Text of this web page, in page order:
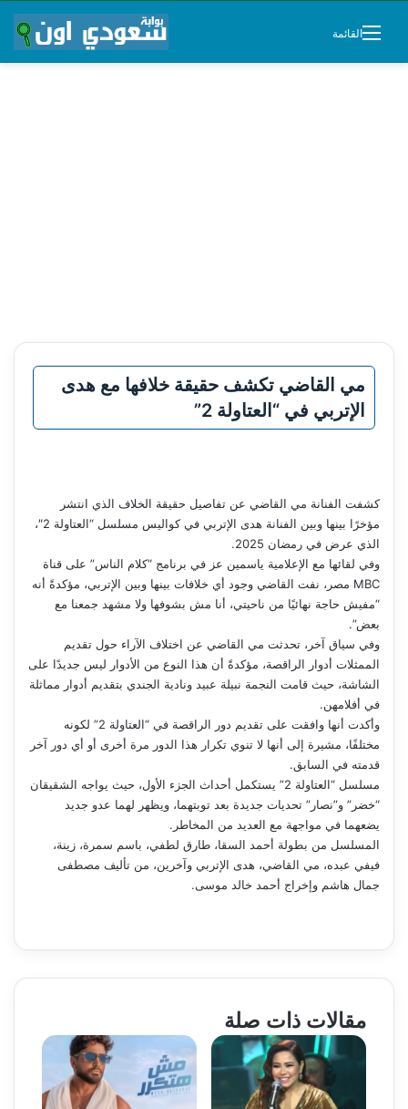
القائمة
مي القاضي تكشف حقيقة خلافها مع هدى
الإتربي في “العتاولة 2”
كشفت الفنانة مي القاضي عن تفاصيل حقيقة الخلاف الذي انتشر
مؤخرًا بينها وبين الفنانة هدى الإتربي في كواليس مسلسل “العتاولة 2″،
الذي عرض في رمضان 2025.
وفي لقائها مع الإعلامية ياسمين عز في برنامج “كلام الناس” على قناة
MBC مصر، نفت القاضي وجود أي خلافات بينها وبين الإتربي، مؤكدةً أنه
“مفيش حاجة نهائيًا من ناحيتي، أنا مش بشوفها ولا مشهد جمعنا مع
بعض”.
وفي سياق آخر، تحدثت مي القاضي عن اختلاف الآراء حول تقديم
الممثلات أدوار الراقصة، مؤكدةً أن هذا النوع من الأدوار ليس جديدًا على
الشاشة، حيث قامت النجمة نبيلة عبيد ونادية الجندي بتقديم أدوار مماثلة
في أفلامهن.
وأكدت أنها وافقت على تقديم دور الراقصة في “العتاولة 2” لكونه
مختلفًا، مشيرة إلى أنها لا تنوي تكرار هذا الدور مرة أخرى أو أي دور آخر
قدمته في السابق.
مسلسل “العتاولة 2” يستكمل أحداث الجزء الأول، حيث يواجه الشقيقان
“خضر” و”نصار” تحديات جديدة بعد توبتهما، ويظهر لهما عدو جديد
يضعهما في مواجهة مع العديد من المخاطر.
المسلسل من بطولة أحمد السقا، طارق لطفي، باسم سمرة، زينة،
فيفي عبده، مي القاضي، هدى الإتربي وآخرين، من تأليف مصطفى
جمال هاشم وإخراج أحمد خالد موسى.
مقالات ذات صلة